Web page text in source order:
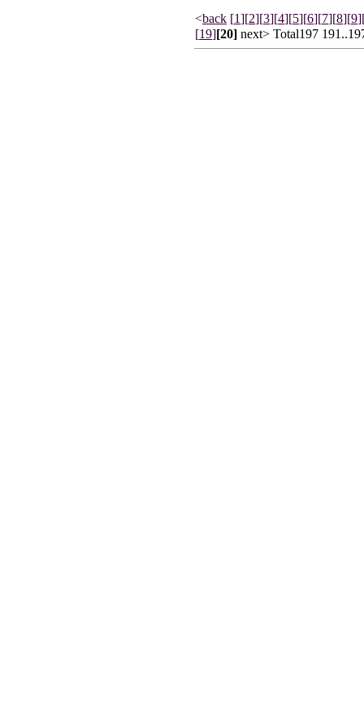
<back [1][2][3][4][5][6][7][8][9]
[19][20] next> Total197